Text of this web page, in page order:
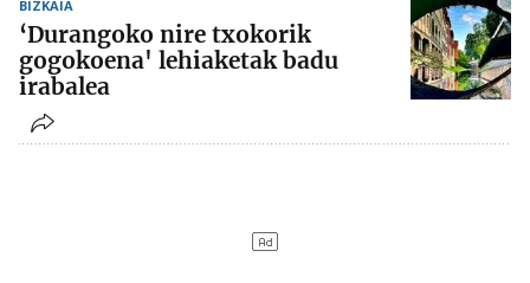
BIZKAIA
‘Durangoko nire txokorik
gogokoena' lehiaketak badu
irabalea